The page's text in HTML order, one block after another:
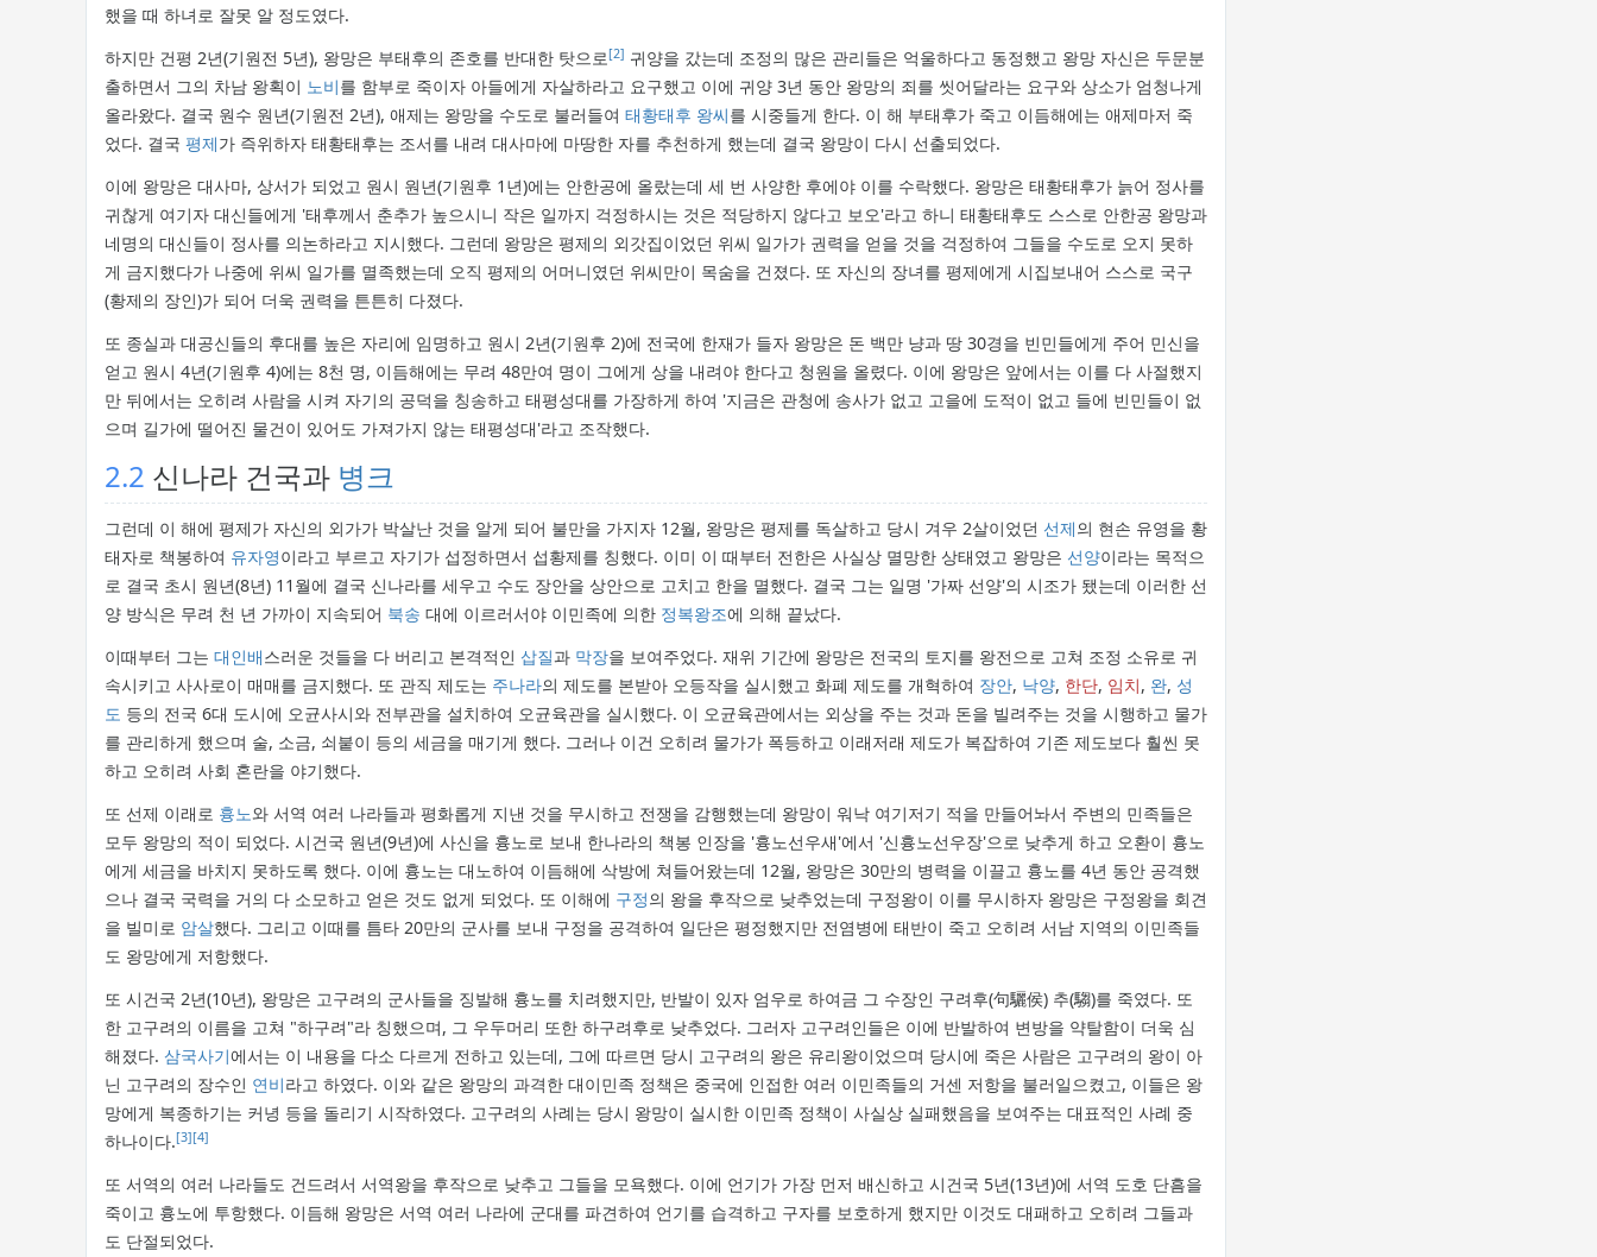
했을 때 하녀로 잘못 알 정도였다.
하지만 건평 2년(기원전 5년), 왕망은 부태후의 존호를 반대한 탓으로[2] 귀양을 갔는데 조정의 많은 관리들은 억울하다고 동정했고 왕망 자신은 두문분
출하면서 그의 차남 왕획이 노비를 함부로 죽이자 아들에게 자살하라고 요구했고 이에 귀양 3년 동안 왕망의 죄를 씻어달라는 요구와 상소가 엄청나게
올라왔다. 결국 원수 원년(기원전 2년), 애제는 왕망을 수도로 불러들여 태황태후 왕씨를 시중들게 한다. 이 해 부태후가 죽고 이듬해에는 애제마저 죽
었다. 결국 평제가 즉위하자 태황태후는 조서를 내려 대사마에 마땅한 자를 추천하게 했는데 결국 왕망이 다시 선출되었다.
이에 왕망은 대사마, 상서가 되었고 원시 원년(기원후 1년)에는 안한공에 올랐는데 세 번 사양한 후에야 이를 수락했다. 왕망은 태황태후가 늙어 정사를
귀찮게 여기자 대신들에게 '태후께서 춘추가 높으시니 작은 일까지 걱정하시는 것은 적당하지 않다고 보오'라고 하니 태황태후도 스스로 안한공 왕망과
네명의 대신들이 정사를 의논하라고 지시했다. 그런데 왕망은 평제의 외갓집이었던 위씨 일가가 권력을 얻을 것을 걱정하여 그들을 수도로 오지 못하
게 금지했다가 나중에 위씨 일가를 멸족했는데 오직 평제의 어머니였던 위씨만이 목숨을 건졌다. 또 자신의 장녀를 평제에게 시집보내어 스스로 국구
(황제의 장인)가 되어 더욱 권력을 튼튼히 다졌다.
또 종실과 대공신들의 후대를 높은 자리에 임명하고 원시 2년(기원후 2)에 전국에 한재가 들자 왕망은 돈 백만 냥과 땅 30경을 빈민들에게 주어 민신을
얻고 원시 4년(기원후 4)에는 8천 명, 이듬해에는 무려 48만여 명이 그에게 상을 내려야 한다고 청원을 올렸다. 이에 왕망은 앞에서는 이를 다 사절했지
만 뒤에서는 오히려 사람을 시켜 자기의 공덕을 칭송하고 태평성대를 가장하게 하여 '지금은 관청에 송사가 없고 고을에 도적이 없고 들에 빈민들이 없
으며 길가에 떨어진 물건이 있어도 가져가지 않는 태평성대'라고 조작했다.
2.2 신나라 건국과 병크
그런데 이 해에 평제가 자신의 외가가 박살난 것을 알게 되어 불만을 가지자 12월, 왕망은 평제를 독살하고 당시 겨우 2살이었던 선제의 현손 유영을 황
태자로 책봉하여 유자영이라고 부르고 자기가 섭정하면서 섭황제를 칭했다. 이미 이 때부터 전한은 사실상 멸망한 상태였고 왕망은 선양이라는 목적으
로 결국 초시 원년(8년) 11월에 결국 신나라를 세우고 수도 장안을 상안으로 고치고 한을 멸했다. 결국 그는 일명 '가짜 선양'의 시조가 됐는데 이러한 선
양 방식은 무려 천 년 가까이 지속되어 북송 대에 이르러서야 이민족에 의한 정복왕조에 의해 끝났다.
이때부터 그는 대인배스러운 것들을 다 버리고 본격적인 삽질과 막장을 보여주었다. 재위 기간에 왕망은 전국의 토지를 왕전으로 고쳐 조정 소유로 귀
속시키고 사사로이 매매를 금지했다. 또 관직 제도는 주나라의 제도를 본받아 오등작을 실시했고 화폐 제도를 개혁하여 장안, 낙양, 한단, 임치, 완, 성
도 등의 전국 6대 도시에 오균사시와 전부관을 설치하여 오균육관을 실시했다. 이 오균육관에서는 외상을 주는 것과 돈을 빌려주는 것을 시행하고 물가
를 관리하게 했으며 술, 소금, 쇠붙이 등의 세금을 매기게 했다. 그러나 이건 오히려 물가가 폭등하고 이래저래 제도가 복잡하여 기존 제도보다 훨씬 못
하고 오히려 사회 혼란을 야기했다.
또 선제 이래로 흉노와 서역 여러 나라들과 평화롭게 지낸 것을 무시하고 전쟁을 감행했는데 왕망이 워낙 여기저기 적을 만들어놔서 주변의 민족들은
모두 왕망의 적이 되었다. 시건국 원년(9년)에 사신을 흉노로 보내 한나라의 책봉 인장을 '흉노선우새'에서 '신흉노선우장'으로 낮추게 하고 오환이 흉노
에게 세금을 바치지 못하도록 했다. 이에 흉노는 대노하여 이듬해에 삭방에 쳐들어왔는데 12월, 왕망은 30만의 병력을 이끌고 흉노를 4년 동안 공격했
으나 결국 국력을 거의 다 소모하고 얻은 것도 없게 되었다. 또 이해에 구정의 왕을 후작으로 낮추었는데 구정왕이 이를 무시하자 왕망은 구정왕을 회견
을 빌미로 암살했다. 그리고 이때를 틈타 20만의 군사를 보내 구정을 공격하여 일단은 평정했지만 전염병에 태반이 죽고 오히려 서남 지역의 이민족들
도 왕망에게 저항했다.
또 시건국 2년(10년), 왕망은 고구려의 군사들을 징발해 흉노를 치려했지만, 반발이 있자 엄우로 하여금 그 수장인 구려후(句驪侯) 추(騶)를 죽였다. 또
한 고구려의 이름을 고쳐 "하구려"라 칭했으며, 그 우두머리 또한 하구려후로 낮추었다. 그러자 고구려인들은 이에 반발하여 변방을 약탈함이 더욱 심
해졌다. 삼국사기에서는 이 내용을 다소 다르게 전하고 있는데, 그에 따르면 당시 고구려의 왕은 유리왕이었으며 당시에 죽은 사람은 고구려의 왕이 아
닌 고구려의 장수인 연비라고 하였다. 이와 같은 왕망의 과격한 대이민족 정책은 중국에 인접한 여러 이민족들의 거센 저항을 불러일으켰고, 이들은 왕
망에게 복종하기는 커녕 등을 돌리기 시작하였다. 고구려의 사례는 당시 왕망이 실시한 이민족 정책이 사실상 실패했음을 보여주는 대표적인 사례 중
하나이다.[3][4]
또 서역의 여러 나라들도 건드려서 서역왕을 후작으로 낮추고 그들을 모욕했다. 이에 언기가 가장 먼저 배신하고 시건국 5년(13년)에 서역 도호 단흠을
죽이고 흉노에 투항했다. 이듬해 왕망은 서역 여러 나라에 군대를 파견하여 언기를 습격하고 구자를 보호하게 했지만 이것도 대패하고 오히려 그들과
도 단절되었다.